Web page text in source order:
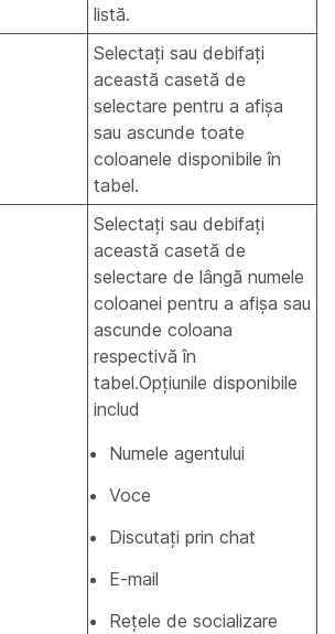
listă.
Selectați sau debifați
această casetă de
selectare pentru a afișa
sau ascunde toate
coloanele disponibile în
tabel.
Selectați sau debifați
această casetă de
selectare de lângă numele
coloanei pentru a afișa sau
ascunde coloana
respectivă în
tabel.Opțiunile disponibile
includ
Numele agentului
Voce
Discutați prin chat
E-mail
Rețele de socializare